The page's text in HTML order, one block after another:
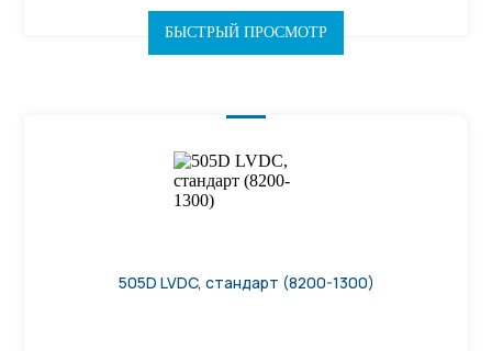
БЫСТРЫЙ ПРОСМОТР
505D LVDC, стандарт (8200-1300)